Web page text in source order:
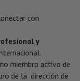
con
y
miembro activo de
de la dirección de